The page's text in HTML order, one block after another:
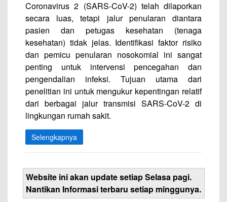
Coronavirus 2 (SARS-CoV-2) telah dilaporkan
secara luas, tetapi jalur penularan diantara
pasien dan petugas kesehatan (tenaga
kesehatan) tidak jelas. Identifikasi faktor risiko
dan pemicu penularan nosokomial ini sangat
penting untuk intervensi pencegahan dan
pengendalian infeksi. Tujuan utama dari
penelitian ini untuk mengukur kepentingan relatif
dari berbagai jalur transmisi SARS-CoV-2 di
lingkungan rumah sakit.
Selengkapnya
Website ini akan update setiap Selasa pagi.
Nantikan Informasi terbaru setiap minggunya.